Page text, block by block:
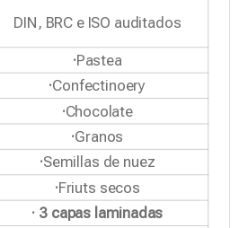
DIN, BRC e ISO auditados
·Pastea
·Confectinoery
·Chocolate
·Granos
·Semillas de nuez
·Friuts secos
· 3 capas laminadas